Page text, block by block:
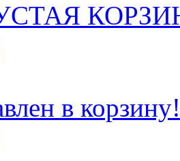
в корзину!